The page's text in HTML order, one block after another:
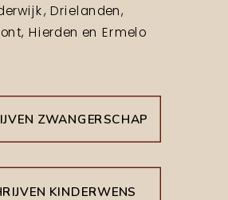
ZWANGERSCHAP
Drielanden,
Hierden en Ermelo
KINDERWENS